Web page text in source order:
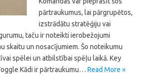
pārtraukumus, lai pārgrupētos,
izstrādātu stratēģiju vai
taču ir noteikti ierobežojumi
skaitu un nosacījumiem. Šo noteikumu
spēlei un atbilstībai spēļu laikā. Key
Kādi ir pārtraukumu… Read More »